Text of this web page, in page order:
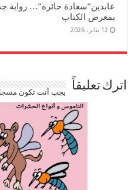
عابدين”سعادة حائرة”… رواية
بمعرض الكتاب
12 يناير، 2026
اترك تعليقاً يجب أنت تكون